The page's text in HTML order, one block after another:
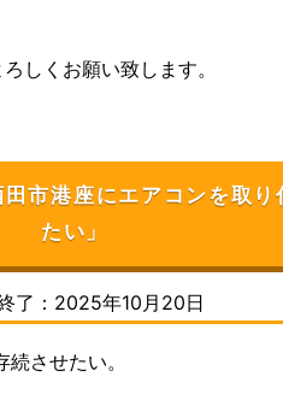
しくお願い致します。
港座にエアコンを取り
たい」
了：2025年10月20日
させたい。